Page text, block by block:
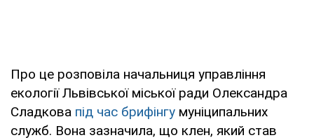
Про це розповіла начальниця управління
екології Львівської міської ради Олександра
Сладкова під час брифінгу муніципальних
служб. Вона зазначила, що клен, який став